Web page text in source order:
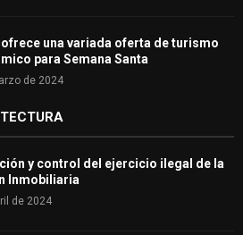
una variada oferta de turismo
para Semana Santa
de 2024
y control del ejercicio ilegal de la
Inmobiliaria
de 2024